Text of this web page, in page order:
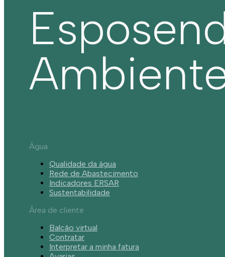
Água
Qualidade da água
Rede de Abastecimento
Indicadores ERSAR
Sustentabilidade
Área de cliente
Balcão virtual
Contratar
Interpretar a minha fatura